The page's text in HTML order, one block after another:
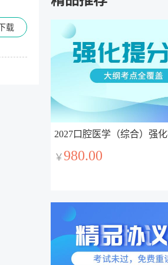
载
2027口腔医学（综合）强
￥980.00